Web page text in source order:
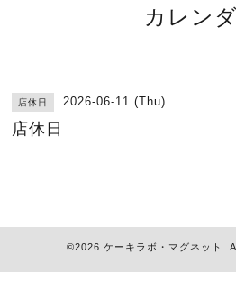
カレン
店休日 2026-06-11 (Thu)
店休日
©2026 ケーキラボ・マグネット .